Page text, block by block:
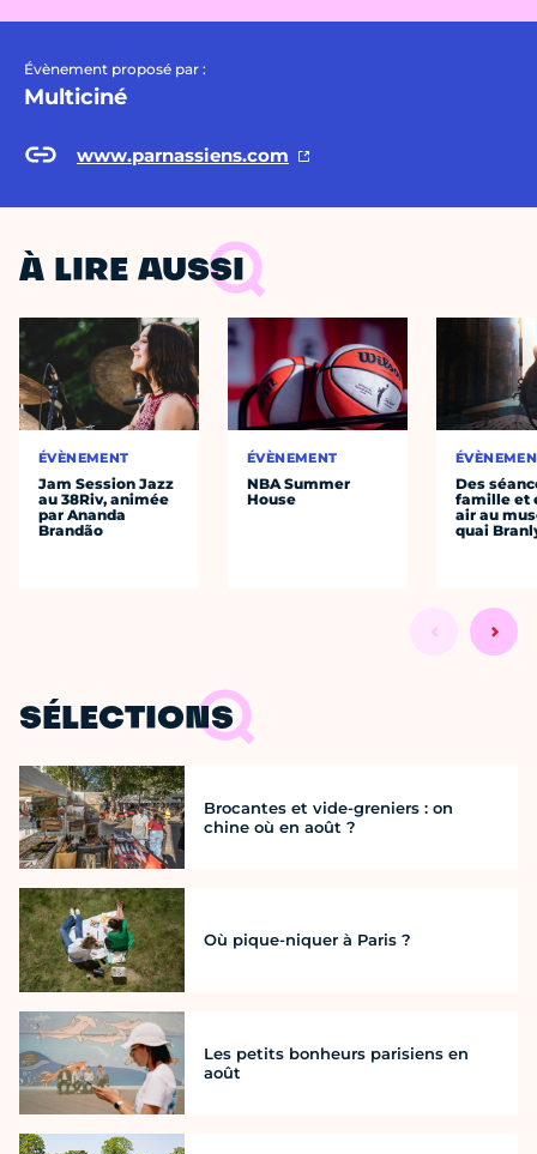
Évènement proposé par :
Multiciné
www.parnassiens.com
À LIRE AUSSI
ÉVÈNEMENT
Jam Session Jazz
au 38Riv, animée
par Ananda
Brandão
ÉVÈNEMENT
NBA Summer
House
Des
famille et
air au
quai
SÉLECTIONS
Brocantes et vide-greniers : on
chine où en août ?
Où pique-niquer à Paris ?
Les petits bonheurs parisiens en
août